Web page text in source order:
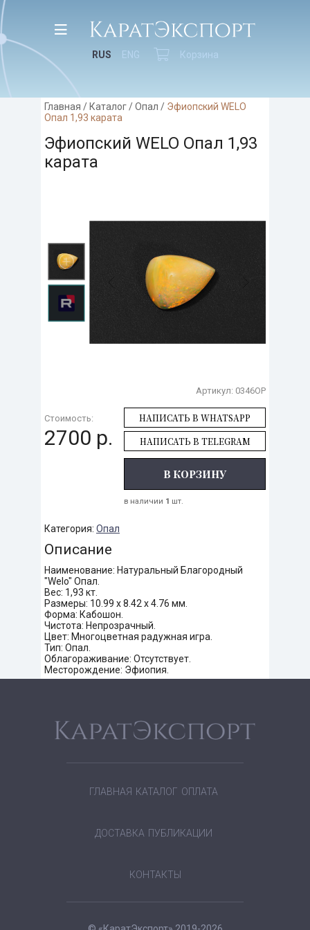
RUS ENG Корзина
Главная /Каталог/Опал / Эфиопский WELO
Опал 1,93 карата
Эфиопский WELO Опал 1,93
карата
Артикул: 0346OP
Стоимость:
2700 р.
НАПИСАТЬ В WHATSAPP
НАПИСАТЬ В TELEGRAM
В КОРЗИНУ
в наличии 1 шт.
Категория: Опал
Описание
Наименование: Натуральный Благородный
"Welo" Опал.
Вес: 1,93 кт.
Размеры: 10.99 х 8.42 х 4.76 мм.
Форма: Кабошон.
Чистота: Непрозрачный.
Цвет: Многоцветная радужная игра.
Тип: Опал.
Облагораживание: Отсутствует.
Месторождение: Эфиопия.
ГЛАВНАЯ КАТАЛОГ ОПЛАТА
ДОСТАВКА ПУБЛИКАЦИИ
КОНТАКТЫ